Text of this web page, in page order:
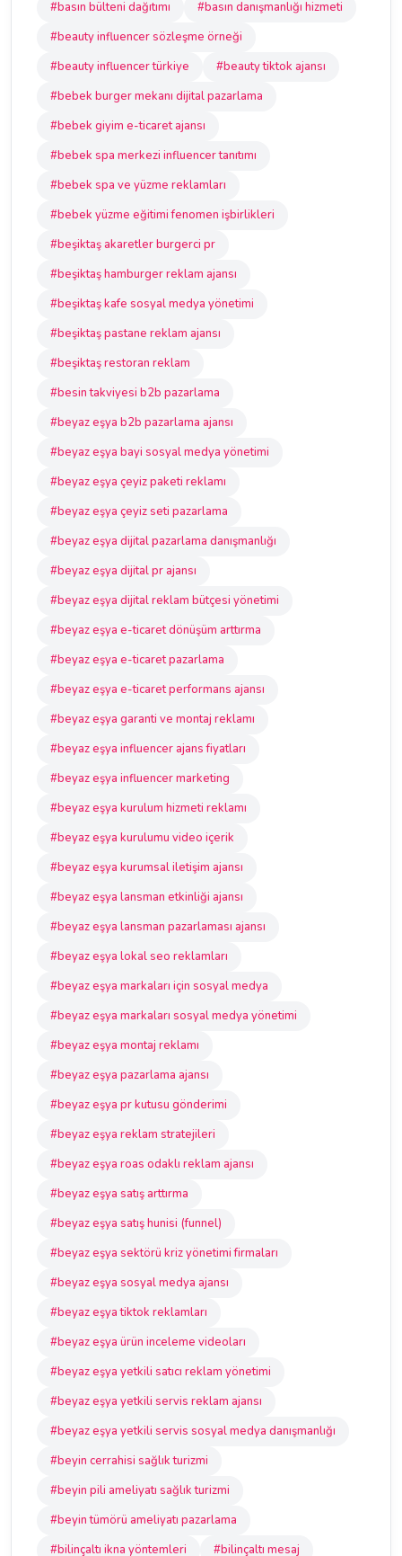
#basın bülteni dağıtımı
#basın danışmanlığı hizmeti
#beauty influencer sözleşme örneği
#beauty influencer türkiye
#beauty tiktok ajansı
#bebek burger mekanı dijital pazarlama
#bebek giyim e-ticaret ajansı
#bebek spa merkezi influencer tanıtımı
#bebek spa ve yüzme reklamları
#bebek yüzme eğitimi fenomen işbirlikleri
#beşiktaş akaretler burgerci pr
#beşiktaş hamburger reklam ajansı
#beşiktaş kafe sosyal medya yönetimi
#beşiktaş pastane reklam ajansı
#beşiktaş restoran reklam
#besin takviyesi b2b pazarlama
#beyaz eşya b2b pazarlama ajansı
#beyaz eşya bayi sosyal medya yönetimi
#beyaz eşya çeyiz paketi reklamı
#beyaz eşya çeyiz seti pazarlama
#beyaz eşya dijital pazarlama danışmanlığı
#beyaz eşya dijital pr ajansı
#beyaz eşya dijital reklam bütçesi yönetimi
#beyaz eşya e-ticaret dönüşüm arttırma
#beyaz eşya e-ticaret pazarlama
#beyaz eşya e-ticaret performans ajansı
#beyaz eşya garanti ve montaj reklamı
#beyaz eşya influencer ajans fiyatları
#beyaz eşya influencer marketing
#beyaz eşya kurulum hizmeti reklamı
#beyaz eşya kurulumu video içerik
#beyaz eşya kurumsal iletişim ajansı
#beyaz eşya lansman etkinliği ajansı
#beyaz eşya lansman pazarlaması ajansı
#beyaz eşya lokal seo reklamları
#beyaz eşya markaları için sosyal medya
#beyaz eşya markaları sosyal medya yönetimi
#beyaz eşya montaj reklamı
#beyaz eşya pazarlama ajansı
#beyaz eşya pr kutusu gönderimi
#beyaz eşya reklam stratejileri
#beyaz eşya roas odaklı reklam ajansı
#beyaz eşya satış arttırma
#beyaz eşya satış hunisi (funnel)
#beyaz eşya sektörü kriz yönetimi firmaları
#beyaz eşya sosyal medya ajansı
#beyaz eşya tiktok reklamları
#beyaz eşya ürün inceleme videoları
#beyaz eşya yetkili satıcı reklam yönetimi
#beyaz eşya yetkili servis reklam ajansı
#beyaz eşya yetkili servis sosyal medya danışmanlığı
#beyin cerrahisi sağlık turizmi
#beyin pili ameliyatı sağlık turizmi
#beyin tümörü ameliyatı pazarlama
#bilinçaltı ikna yöntemleri
#bilinçaltı mesaj